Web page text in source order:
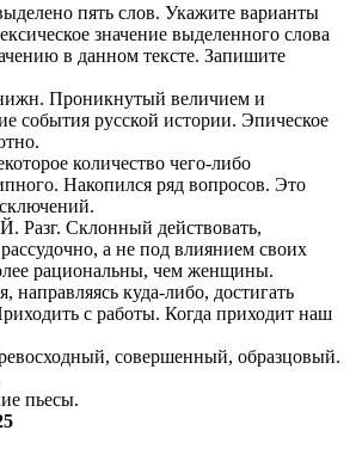
пять слов. Укажите варианты
значение выделенного слова
в данном тексте. Запишите
Проникнутый величием и
события русской истории. Эпическое
количество чего-либо
Накопился ряд вопросов. Это
Склонный действовать,
а не под влиянием своих
рациональны, чем женщины.
куда-либо, достигать
с работы. Когда приходит наш
совершенный, образцовый.
пьесы.